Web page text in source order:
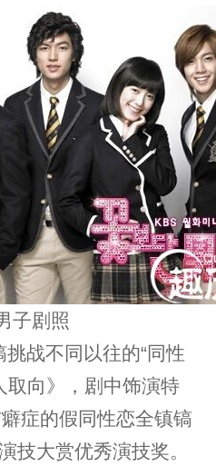
子剧照
战不同以往的“同性
取向》，剧中饰演特
症的假同性恋全镇镐
技大赏优秀演技奖。